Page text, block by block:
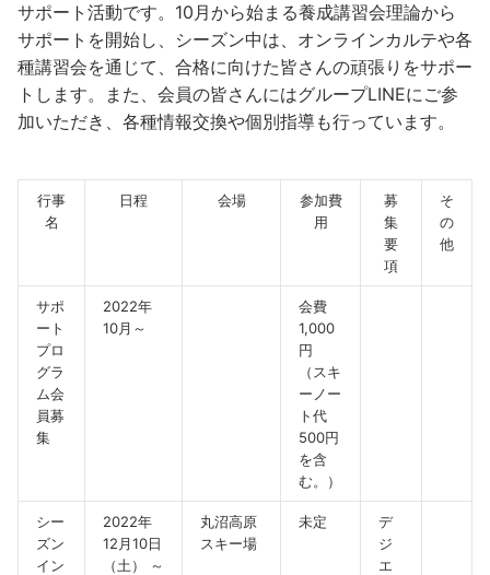
サポート活動です。10月から始まる養成講習会理論から
サポートを開始し、シーズン中は、オンラインカルテや各
種講習会を通じて、合格に向けた皆さんの頑張りをサポー
トします。また、会員の皆さんにはグループLINEにご参
加いただき、各種情報交換や個別指導も行っています。
行事
名
日程 会場
参加費
用
募
集
要
項
そ
の
他
サポ
ート
プロ
グラ
ム会
員募
集
2022年
10月～
会費
1,000
円
（スキ
ーノー
ト代
500円
を含
む。）
シー
ズン
イン
2022年
12月10日
（土） ～
丸沼高原
スキー場
未定
デ
ジ
エ